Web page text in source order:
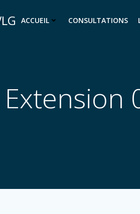
ACCUEIL CONSULTATIONS
Extension